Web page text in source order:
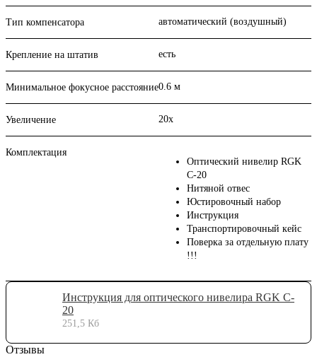
Тип компенсатора автоматический (воздушный)
Крепление на штатив есть
Минимальное фокусное расстояние0.6 м
Увеличение 20х
Комплектация
Оптический нивелир RGK
C-20
Нитяной отвес
Юстировочный набор
Инструкция
Транспортировочный кейс
Поверка за отдельную плату
!!!
Инструкция для оптического нивелира RGK C-
20
251,5 Кб
Отзывы